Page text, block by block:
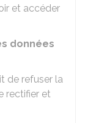
et accéder
données
de refuser la
rectifier et